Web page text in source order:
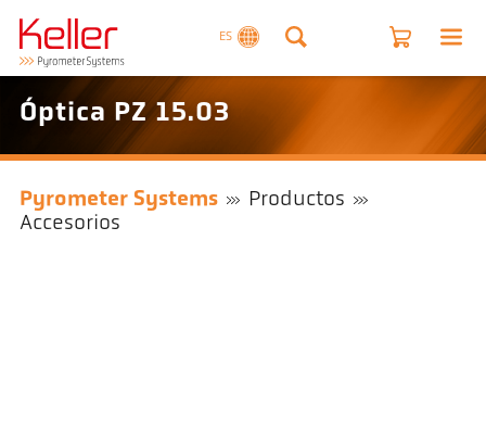
ES
Óptica PZ 15.03
Pyrometer Systems
Productos
Accesorios